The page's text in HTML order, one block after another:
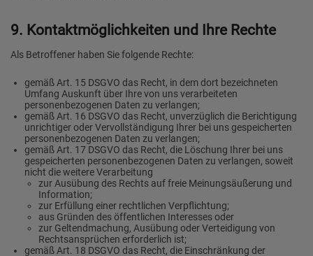
9. Kontaktmöglichkeiten und Ihre Rechte
Als Betroffener haben Sie folgende Rechte:
gemäß Art. 15 DSGVO das Recht, in dem dort bezeichneten
Umfang Auskunft über Ihre von uns verarbeiteten
personenbezogenen Daten zu verlangen;
gemäß Art. 16 DSGVO das Recht, unverzüglich die Berichtigung
unrichtiger oder Vervollständigung Ihrer bei uns gespeicherten
personenbezogenen Daten zu verlangen;
gemäß Art. 17 DSGVO das Recht, die Löschung Ihrer bei uns
gespeicherten personenbezogenen Daten zu verlangen, soweit
nicht die weitere Verarbeitung
zur Ausübung des Rechts auf freie Meinungsäußerung und
Information;
zur Erfüllung einer rechtlichen Verpflichtung;
aus Gründen des öffentlichen Interesses oder
zur Geltendmachung, Ausübung oder Verteidigung von
Rechtsansprüchen erforderlich ist;
gemäß Art. 18 DSGVO das Recht, die Einschränkung der